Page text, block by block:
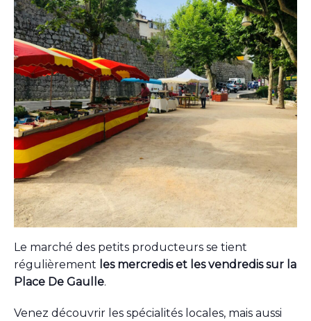
Le marché des petits producteurs se tient
régulièrement les mercredis et les vendredis sur la
Place De Gaulle.
Venez découvrir les spécialités locales, mais aussi